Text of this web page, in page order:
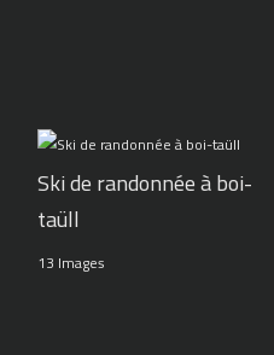
Ski de randonnée à boi-
taüll
13 Images